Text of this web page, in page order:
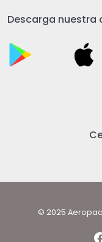
Descarga nuestra
© 2025